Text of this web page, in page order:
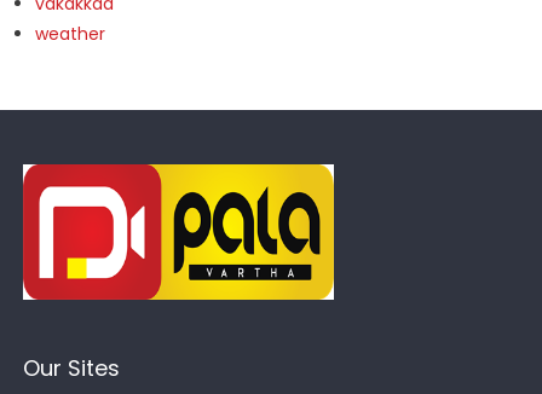
weather
Our Sites